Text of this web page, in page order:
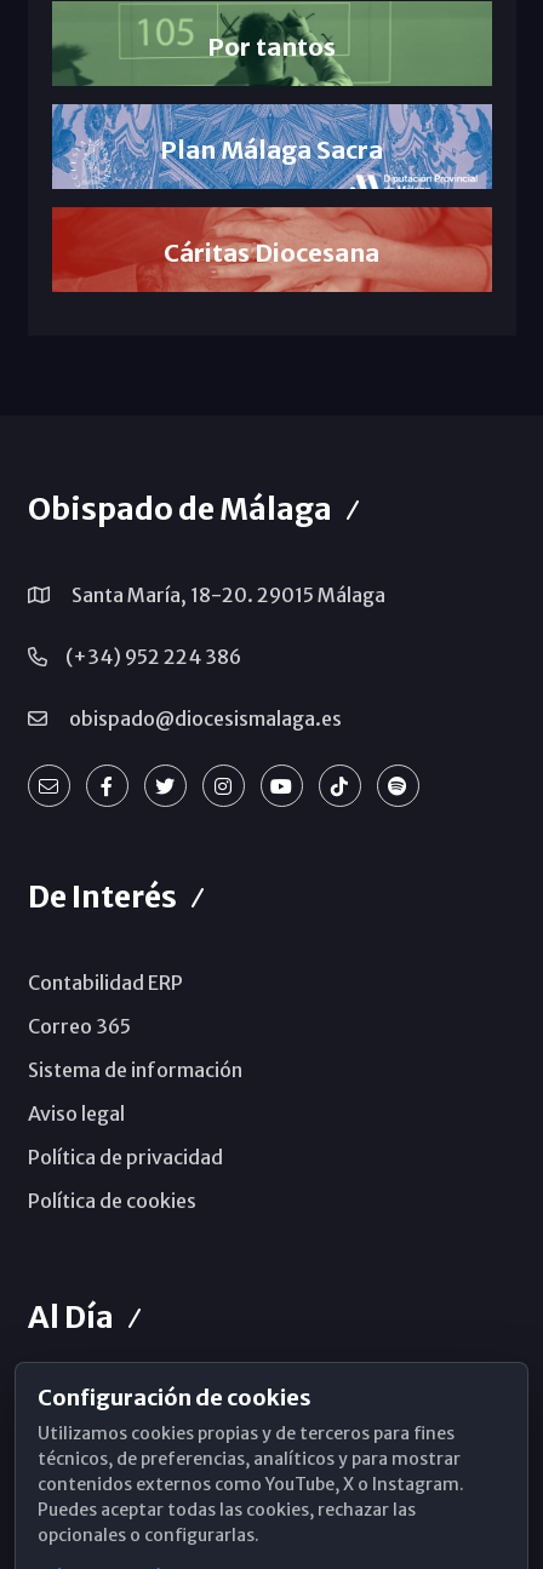
Por tantos
Plan Málaga Sacra
Cáritas Diocesana
Obispado de Málaga
Santa María, 18-20. 29015 Málaga
(+34) 952 224 386
obispado@diocesismalaga.es
De Interés
Contabilidad ERP
Correo 365
Sistema de información
Aviso legal
Política de privacidad
Política de cookies
Al Día
Horarios de Misa
Hemeroteca
WhatsApp
Configuración de cookies
Utilizamos cookies propias y de terceros para fines
técnicos, de preferencias, analíticos y para mostrar
contenidos externos como YouTube, X o Instagram.
Puedes aceptar todas las cookies, rechazar las
opcionales o configurarlas.